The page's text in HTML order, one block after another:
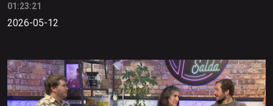
01:23:21
2026-05-12